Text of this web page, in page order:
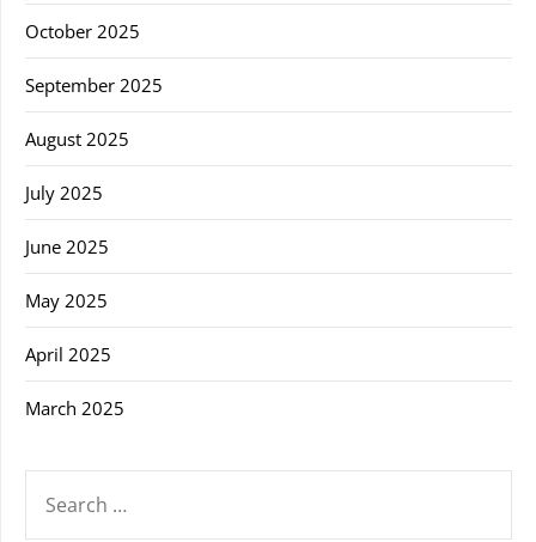
October 2025
September 2025
August 2025
July 2025
June 2025
May 2025
April 2025
March 2025
FOR: